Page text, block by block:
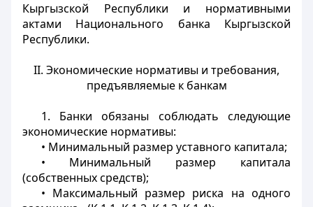
Кыргызской Республики и нормативными
актами Национального банка Кыргызской
Республики.
II. Экономические нормативы и требования,
предъявляемые к банкам
1. Банки обязаны соблюдать следующие
экономические нормативы:
• Минимальный размер уставного капитала;
• Минимальный размер капитала
(собственных средств);
• Максимальный размер риска на одного